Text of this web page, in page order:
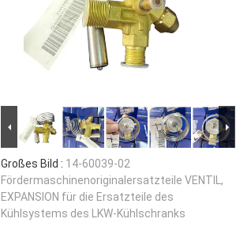
Großes Bild : 14-60039-02
Fördermaschinenoriginalersatzteile VENTIL,
EXPANSION für die Ersatzteile des
Kühlsystems des LKW-Kühlschranks